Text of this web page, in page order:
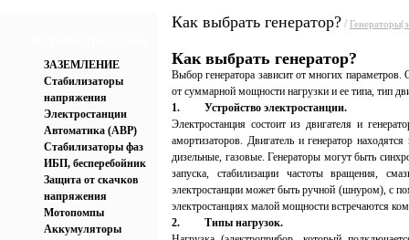
ЗАЗЕМЛЕНИЕ
Стабилизаторы
напряжения
Электростанции
Автоматика (АВР)
Стабилизаторы фаз
ИБП, бесперебойник
Защита от скачков
напряжения
Мотопомпы
Аккумуляторы
Как выбрать генератор? /
Как выбрать генератор?
Выбор генератора зависит от многих параметров.
от суммарной мощности нагрузки и ее типа, тип
1. Устройство электростанции.
Электростанция состоит из двигателя и
амортизаторов. Двигатель и генератор
дизельные, газовые. Генераторы могут быть
запуска, стабилизации частоты вращения,
электростанции может быть ручной (шнуром), с
электростанциях малой мощности встречаются
2. Типы нагрузок.